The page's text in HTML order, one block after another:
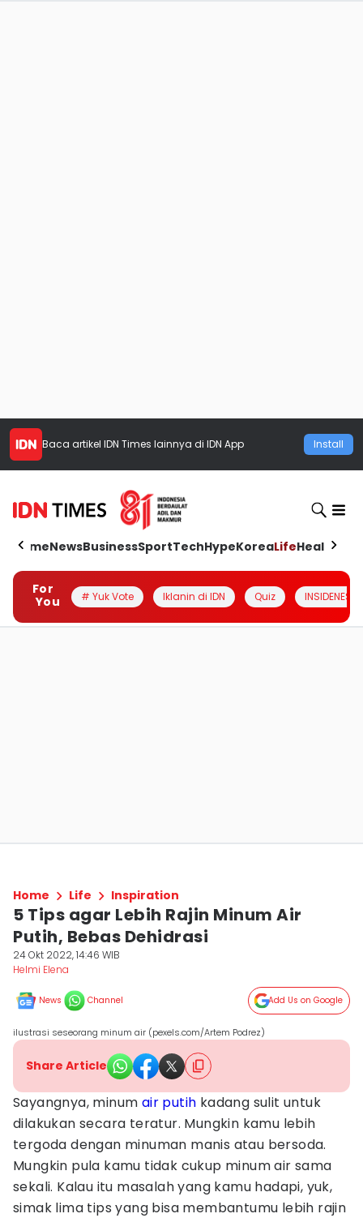
Baca artikel IDN Times lainnya di IDN App Install
HomeNewsBusinessSportTechHypeKoreaLifeHealth
For
You
# Yuk Vote Iklanin di IDN Quiz INSIDENESIA
Home Life Inspiration
5 Tips agar Lebih Rajin Minum Air
Putih, Bebas Dehidrasi
24 Okt 2022, 14:46 WIB
Helmi Elena
News Channel Add Us on Google
ilustrasi seseorang minum air (pexels.com/Artem Podrez)
Share Article
Sayangnya, minum air putih kadang sulit untuk
dilakukan secara teratur. Mungkin kamu lebih
tergoda dengan minuman manis atau bersoda.
Mungkin pula kamu tidak cukup minum air sama
sekali. Kalau itu masalah yang kamu hadapi, yuk,
simak lima tips yang bisa membantumu lebih rajin